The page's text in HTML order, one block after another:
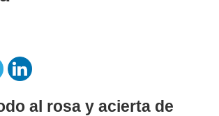
al rosa y acierta de